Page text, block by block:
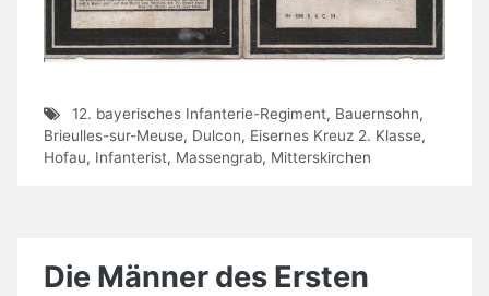
12. bayerisches Infanterie-Regiment, Bauernsohn,
Brieulles-sur-Meuse, Dulcon, Eisernes Kreuz 2. Klasse,
Hofau, Infanterist, Massengrab, Mitterskirchen
Die Männer des Ersten